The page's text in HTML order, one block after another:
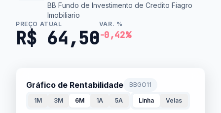
BB Fundo de Investimento de Credito Fiagro
Imobiliario
PREÇO ATUAL
R$ 64,50
VAR. %
-0,42%
Gráfico de Rentabilidade BBGO11
1M 3M 6M 1A 5A Linha Velas